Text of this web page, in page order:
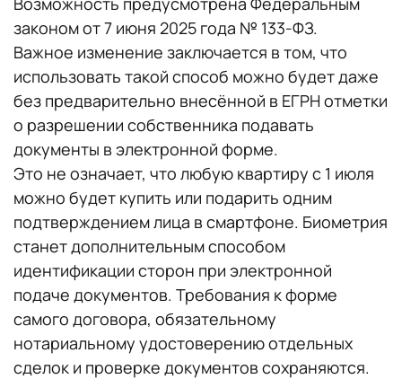
законом от 7 июня 2025 года № 133-ФЗ.
Важное изменение заключается в том, что
использовать такой способ можно будет даже
без предварительно внесённой в ЕГРН отметки
о разрешении собственника подавать
документы в электронной форме.
Это не означает, что любую квартиру с 1 июля
можно будет купить или подарить одним
подтверждением лица в смартфоне. Биометрия
станет дополнительным способом
идентификации сторон при электронной
подаче документов. Требования к форме
самого договора, обязательному
нотариальному удостоверению отдельных
сделок и проверке документов сохраняются.